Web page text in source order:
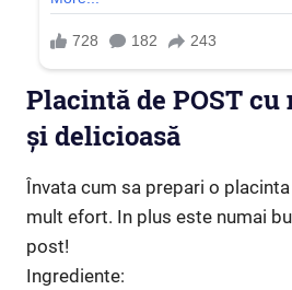
Placintă de POST cu
și delicioasă
Învata cum sa prepari o
mult efort. In plus este numai
post!
Ingrediente: